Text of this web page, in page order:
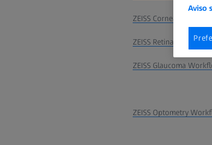
ZEISS Corneal
ZEISS Retina Workflow
ZEISS Glaucoma
ZEISS Optometry
Aviso